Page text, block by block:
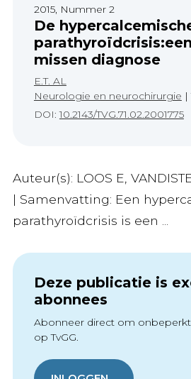
2015, Nummer 2
De
missen diagnose
E.T. AL
Neurologie en neurochirurgie |
DOI:10.2143/TVG.71.02.2001775
Auteur(s): LOOS E,
| Samenvatting: Een
parathyroïdcrisis is een ...
Deze publicatie is
abonnees
Abonneer direct om
op TvGG.